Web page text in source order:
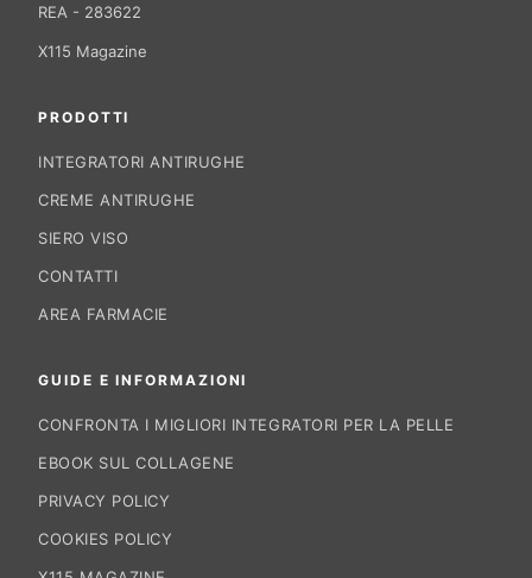
REA - 283622
X115 Magazine
PRODOTTI
INTEGRATORI ANTIRUGHE
CREME ANTIRUGHE
SIERO VISO
CONTATTI
AREA FARMACIE
GUIDE E INFORMAZIONI
CONFRONTA I MIGLIORI INTEGRATORI PER LA PELLE
EBOOK SUL COLLAGENE
PRIVACY POLICY
COOKIES POLICY